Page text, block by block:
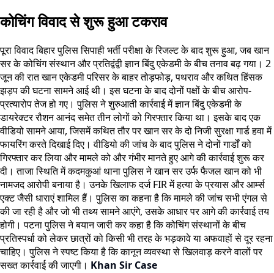
कोचिंग विवाद से शुरू हुआ टकराव
पूरा विवाद बिहार पुलिस सिपाही भर्ती परीक्षा के रिजल्ट के बाद शुरू हुआ, जब खान
सर के कोचिंग संस्थान और प्रतिद्वंद्वी ज्ञान बिंदु एकेडमी के बीच तनाव बढ़ गया। 2
जून की रात खान एकेडमी परिसर के बाहर तोड़फोड़, पथराव और कथित हिंसक
झड़प की घटना सामने आई थी। इस घटना के बाद दोनों पक्षों के बीच आरोप-
प्रत्यारोप तेज हो गए। पुलिस ने शुरुआती कार्रवाई में ज्ञान बिंदु एकेडमी के
डायरेक्टर रौशन आनंद समेत तीन लोगों को गिरफ्तार किया था। इसके बाद एक
वीडियो सामने आया, जिसमें कथित तौर पर खान सर के दो निजी सुरक्षा गार्ड हवा में
फायरिंग करते दिखाई दिए। वीडियो की जांच के बाद पुलिस ने दोनों गार्डों को
गिरफ्तार कर लिया और मामले को और गंभीर मानते हुए आगे की कार्रवाई शुरू कर
दी। ताजा स्थिति में कदमकुआं थाना पुलिस ने खान सर उर्फ फैजल खान को भी
नामजद आरोपी बनाया है। उनके खिलाफ दर्ज FIR में हत्या के प्रयास और आर्म्स
एक्ट जैसी धाराएं शामिल हैं। पुलिस का कहना है कि मामले की जांच सभी एंगल से
की जा रही है और जो भी तथ्य सामने आएंगे, उसके आधार पर आगे की कार्रवाई तय
होगी। पटना पुलिस ने बयान जारी कर कहा है कि कोचिंग संस्थानों के बीच
प्रतिस्पर्धा को लेकर छात्रों को किसी भी तरह के भड़कावे या अफवाहों से दूर रहना
चाहिए। पुलिस ने स्पष्ट किया है कि कानून व्यवस्था से खिलवाड़ करने वालों पर
सख्त कार्रवाई की जाएगी। Khan Sir Case